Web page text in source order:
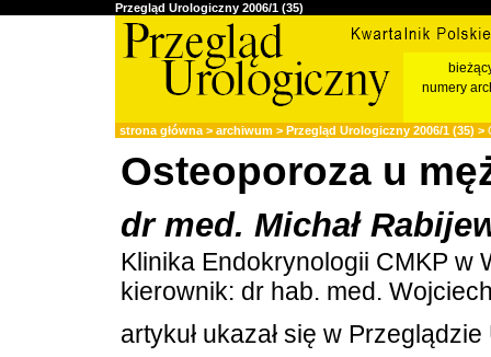
Przegląd Urologiczny 2006/1 (35)
numery
strona główna > archiwum > Przegląd Urologiczny 2006/1 (35) >
Osteoporoza u
dr med. Michał
Klinika Endokrynologii CMKP w
kierownik: dr hab. med.
artykuł ukazał się w